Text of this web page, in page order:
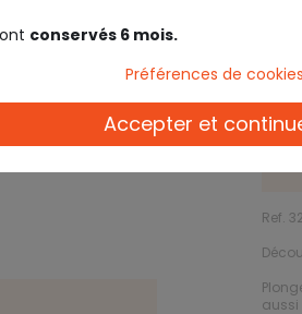
Description
Ref.
aussi
conservés 6 mois.
Préférences de cookies
Accepter et